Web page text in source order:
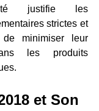
justifie les
strictes et
de minimiser leur
les produits
et Son